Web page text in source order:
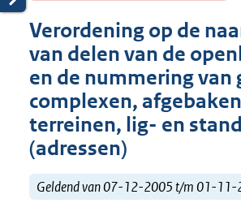
Verordening op de
van delen van de
en de nummering van
complexen,
terreinen, lig- en
(adressen)
Geldend van 07-12-2005 t/m 01-11-